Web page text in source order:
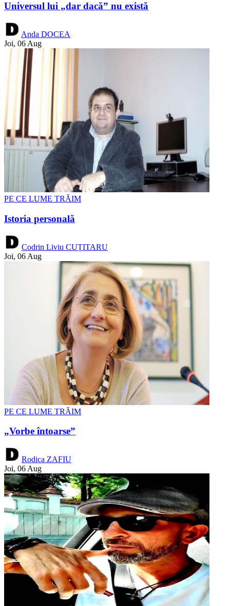
Universul lui „dar dacă” nu există
Anda DOCEA
Joi, 06 Aug
PE CE LUME TRĂIM
Istoria personală
Codrin Liviu CUȚITARU
Joi, 06 Aug
PE CE LUME TRĂIM
„Vorbe întoarse”
Rodica ZAFIU
Joi, 06 Aug